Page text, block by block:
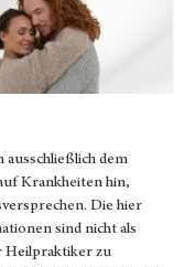
ausschließlich dem
Krankheiten hin,
Die hier
sind nicht als
Heilpraktiker zu